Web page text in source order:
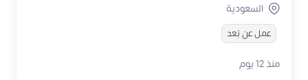
السعودية
عمل عن بُعد
منذ 12 يوم